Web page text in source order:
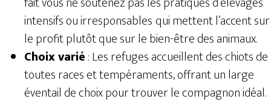
intensifs ou irresponsables qui mettent l’accent sur
le profit plutôt que sur le bien-être des animaux.
Choix varié: Les refuges accueillent des chiots de
toutes races et tempéraments, offrant un large
éventail de choix pour trouver le compagnon idéal.